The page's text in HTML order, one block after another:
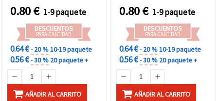
0.80€ 1-9 paquete
DESCUENTOS
PARA CANTIDAD
0.64 €- 20 %10-19 paquete
0.56 €- 30 % 20 paquete +
AÑADIR AL CARRITO
Decoración, Agujero 1
mm, Set de 10 uds
0.80€ 1-9 paquete
DESCUENTOS
PARA CANTIDAD
0.64 €- 20 %10-19 paquete
0.56 €- 30 % 20 paquete +
AÑADIR AL CARRITO